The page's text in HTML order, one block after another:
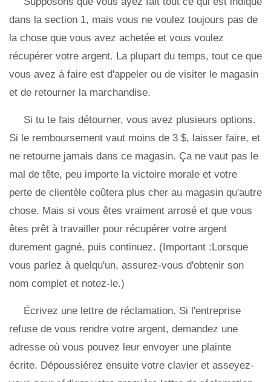
dans la section 1, mais vous ne voulez toujours pas de
la chose que vous avez achetée et vous voulez
récupérer votre argent. La plupart du temps, tout ce que
vous avez à faire est d'appeler ou de visiter le magasin
et de retourner la marchandise.
Si tu te fais détourner, vous avez plusieurs options.
Si le remboursement vaut moins de 3 $, laisser faire, et
ne retourne jamais dans ce magasin. Ça ne vaut pas le
mal de tête, peu importe la victoire morale et votre
perte de clientèle coûtera plus cher au magasin qu'autre
chose. Mais si vous êtes vraiment arrosé et que vous
êtes prêt à travailler pour récupérer votre argent
durement gagné, puis continuez. (Important :Lorsque
vous parlez à quelqu'un, assurez-vous d'obtenir son
nom complet et notez-le.)
Écrivez une lettre de réclamation. Si l'entreprise
refuse de vous rendre votre argent, demandez une
adresse où vous pouvez leur envoyer une plainte
écrite. Dépoussiérez ensuite votre clavier et asseyez-